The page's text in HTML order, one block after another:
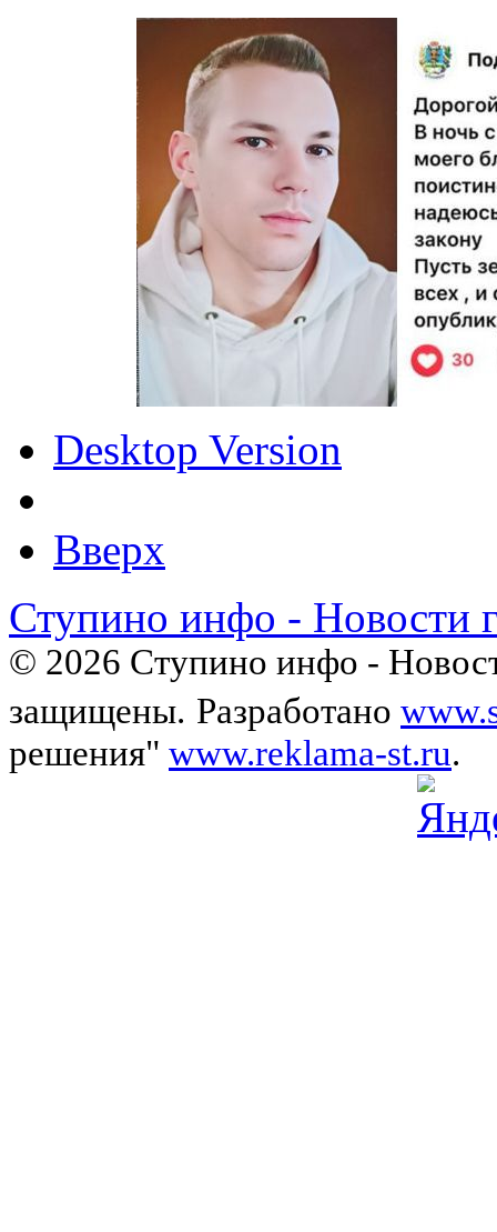
Desktop Version
Вверх
Ступино инфо - Новости
© 2026 Ступино инфо -
защищены. Разработано
решения" www.reklama-st.ru.